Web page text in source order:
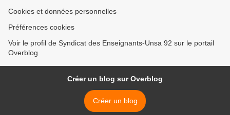
Cookies et données personnelles
Préférences cookies
Voir le profil de Syndicat des Enseignants-Unsa 92 sur le portail
Overblog
Créer un blog sur Overblog
Créer un blog